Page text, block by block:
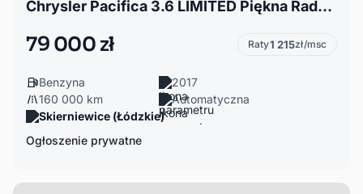
Chrysler Pacifica 3.6 LIMITED Piękna Radar Odkurzacz
79 000 zł Raty1 215zł/msc
Benzyna
2017
160 000 km
Automatyczna
Skierniewice (Łódzkie)
Ogłoszenie prywatne